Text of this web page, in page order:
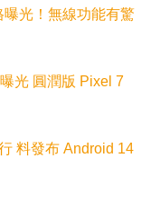
光！無線功能有驚
光 圓潤版 Pixel 7
料發布 Android 14